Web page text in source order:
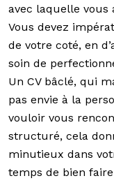
avec laquelle vous
Vous devez
de votre coté, en
soin de
Un CV bâclé, qui
pas envie à la
vouloir vous
structuré, cela
minutieux dans
temps de bien